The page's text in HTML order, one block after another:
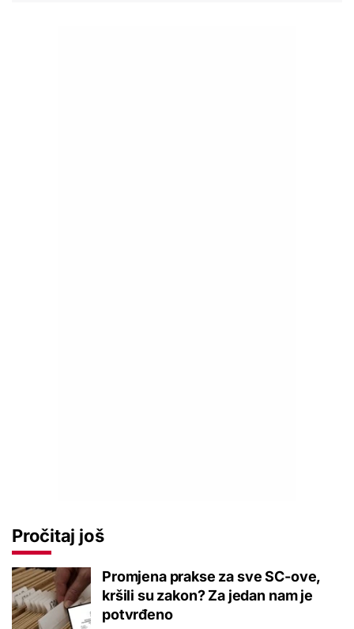
Pročitaj još
Promjena prakse za sve SC-ove,
kršili su zakon? Za jedan nam je
potvrđeno